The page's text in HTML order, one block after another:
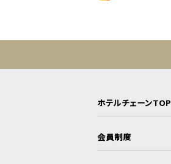
ホテルチェーンTOP
会員制度